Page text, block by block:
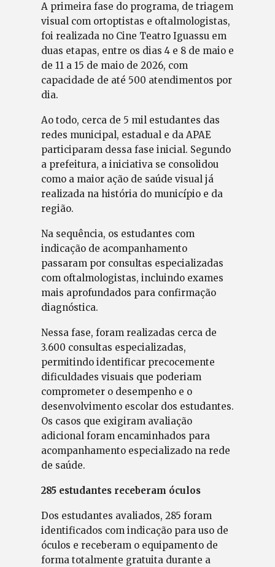
A primeira fase do programa, de triagem
visual com ortoptistas e oftalmologistas,
foi realizada no Cine Teatro Iguassu em
duas etapas, entre os dias 4 e 8 de maio e
de 11 a 15 de maio de 2026, com
capacidade de até 500 atendimentos por
dia.
Ao todo, cerca de 5 mil estudantes das
redes municipal, estadual e da APAE
participaram dessa fase inicial. Segundo
a prefeitura, a iniciativa se consolidou
como a maior ação de saúde visual já
realizada na história do município e da
região.
Na sequência, os estudantes com
indicação de acompanhamento
passaram por consultas especializadas
com oftalmologistas, incluindo exames
mais aprofundados para confirmação
diagnóstica.
Nessa fase, foram realizadas cerca de
3.600 consultas especializadas,
permitindo identificar precocemente
dificuldades visuais que poderiam
comprometer o desempenho e o
desenvolvimento escolar dos estudantes.
Os casos que exigiram avaliação
adicional foram encaminhados para
acompanhamento especializado na rede
de saúde.
285 estudantes receberam óculos
Dos estudantes avaliados, 285 foram
identificados com indicação para uso de
óculos e receberam o equipamento de
forma totalmente gratuita durante a